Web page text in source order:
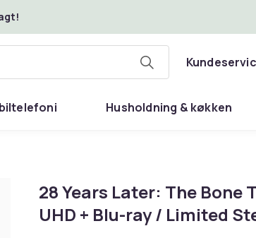
Husholdning & køkken
28 Years Later: The Bone
UHD + Blu-ray / Limited